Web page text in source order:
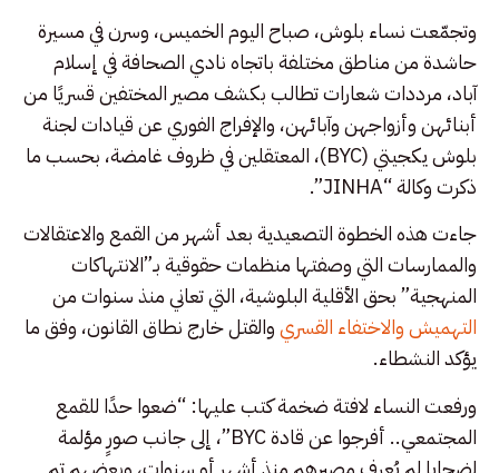
وتجمّعت نساء بلوش، صباح اليوم الخميس، وسرن في مسيرة
حاشدة من مناطق مختلفة باتجاه نادي الصحافة في إسلام
آباد، مرددات شعارات تطالب بكشف مصير المختفين قسريًا من
أبنائهن وأزواجهن وآبائهن، والإفراج الفوري عن قيادات لجنة
بلوش يكجيتي (BYC)، المعتقلين في ظروف غامضة، بحسب ما
ذكرت وكالة “JINHA”.
جاءت هذه الخطوة التصعيدية بعد أشهر من القمع والاعتقالات
والممارسات التي وصفتها منظمات حقوقية بـ”الانتهاكات
المنهجية” بحق الأقلية البلوشية، التي تعاني منذ سنوات من
التهميش والاختفاء القسريوالقتل خارج نطاق القانون، وفق ما
يؤكد النشطاء.
ورفعت النساء لافتة ضخمة كتب عليها: “ضعوا حدًا للقمع
المجتمعي.. أفرجوا عن قادة BYC”، إلى جانب صورٍ مؤلمة